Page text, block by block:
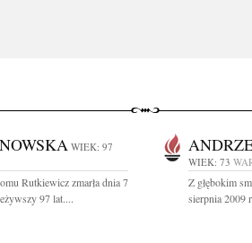
WIEK: 97
Rutkiewicz zmarła dnia 7
97 lat....
WIEK: 73
Z głębokim
sierpnia 2009